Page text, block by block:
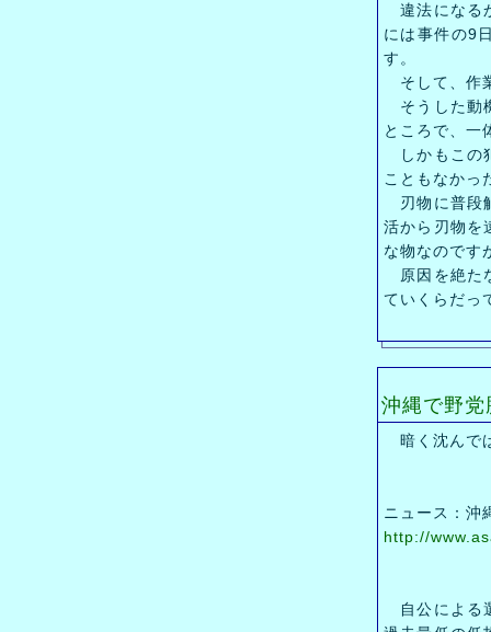
違法になる
には事件の9
す。
そして、作
そうした動
ところで、一
しかもこの
こともなかっ
刃物に普段
活から刃物を
な物なのです
原因を絶た
ていくらだっ
沖縄で野党
暗く沈んで
ニュース：沖
http://
自公による